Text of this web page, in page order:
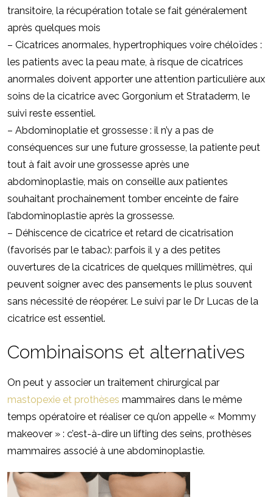
transitoire, la récupération totale se fait généralement
après quelques mois
– Cicatrices anormales, hypertrophiques voire chéloïdes :
les patients avec la peau mate, à risque de cicatrices
anormales doivent apporter une attention particulière aux
soins de la cicatrice avec Gorgonium et Strataderm, le
suivi reste essentiel.
– Abdominoplatie et grossesse : il n’y a pas de
conséquences sur une future grossesse, la patiente peut
tout à fait avoir une grossesse après une
abdominoplastie, mais on conseille aux patientes
souhaitant prochainement tomber enceinte de faire
l’abdominoplastie après la grossesse.
– Déhiscence de cicatrice et retard de cicatrisation
(favorisés par le tabac): parfois il y a des petites
ouvertures de la cicatrices de quelques millimètres, qui
peuvent soigner avec des pansements le plus souvent
sans nécessité de réopérer. Le suivi par le Dr Lucas de la
cicatrice est essentiel.
Combinaisons et alternatives
On peut y associer un traitement chirurgical par
mastopexie et prothèses mammaires dans le même
temps opératoire et réaliser ce qu’on appelle « Mommy
makeover » : c’est-à-dire un lifting des seins, prothèses
mammaires associé à une abdominoplastie.